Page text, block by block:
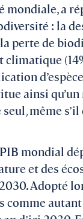
mondiale, a
: la
perte de
ainsi
même
mondial
et des
Adopté